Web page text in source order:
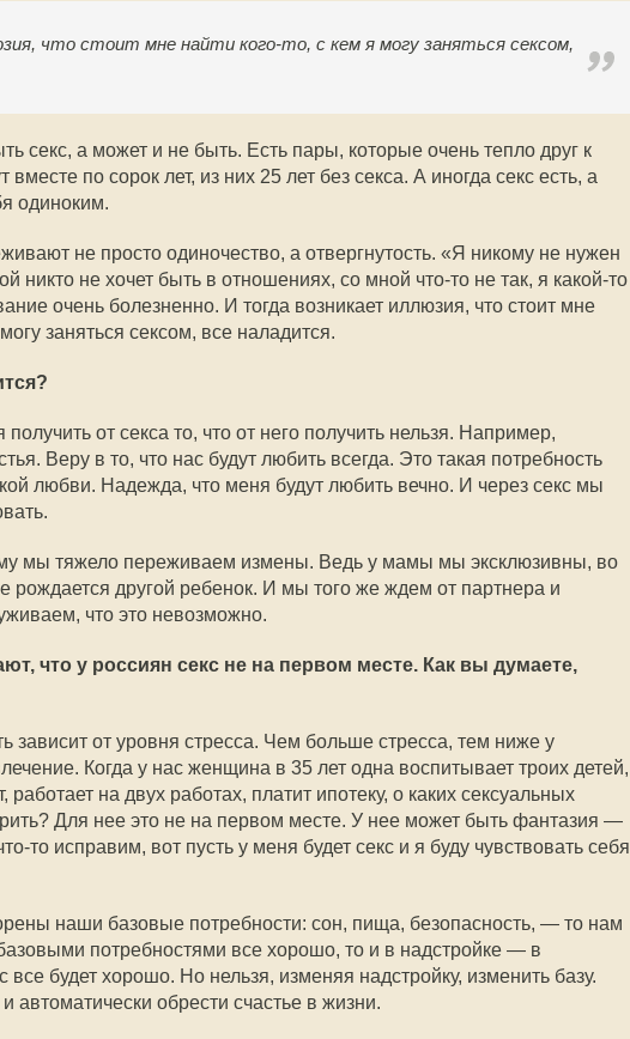
что стоит мне найти кого-то, с кем я могу заняться сексом,
секс, а может и не быть. Есть пары, которые очень тепло друг к
вместе по сорок лет, из них 25 лет без секса. А иногда секс есть, а
одиноким.
не просто одиночество, а отвергнутость. «Я никому не нужен
никто не хочет быть в отношениях, со мной что-то не так, я какой-то
очень болезненно. И тогда возникает иллюзия, что стоит мне
заняться сексом, все наладится.
от секса то, что от него получить нельзя. Например,
Веру в то, что нас будут любить всегда. Это такая потребность
любви. Надежда, что меня будут любить вечно. И через секс мы
мы тяжело переживаем измены. Ведь у мамы мы эксклюзивны, во
рождается другой ребенок. И мы того же ждем от партнера и
что это невозможно.
что у россиян секс не на первом месте. Как вы думаете,
зависит от уровня стресса. Чем больше стресса, тем ниже у
Когда у нас женщина в 35 лет одна воспитывает троих детей,
на двух работах, платит ипотеку, о каких сексуальных
Для нее это не на первом месте. У нее может быть фантазия —
то исправим, вот пусть у меня будет секс и я буду чувствовать себя
наши базовые потребности: сон, пища, безопасность, — то нам
потребностями все хорошо, то и в надстройке — в
все будет хорошо. Но нельзя, изменяя надстройку, изменить базу.
автоматически обрести счастье в жизни.